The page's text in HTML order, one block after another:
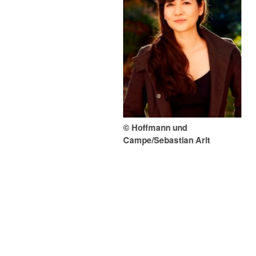
© Hoffmann und
Campe/Sebastian Arlt